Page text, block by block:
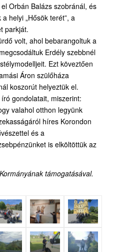
Orbán Balázs szobránál, és
helyi „Hősök terét”, a
parkját.
volt, ahol bebarangoltuk a
Erdély szebbnél
Ezt köveztően
Áron szülőháza
koszorút helyeztük el.
gondolatait, miszerint:
valahol otthon legyünk
híres Korondon
és a
is elköltöttük az
támogatásával.